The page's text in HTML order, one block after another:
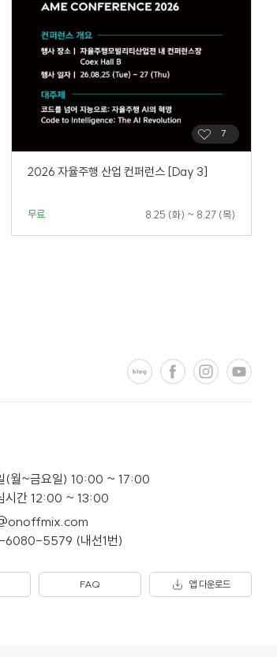
2026 자율주행 산업 컨퍼런스 [Day 3]
무료 8.25 (화) ~ 8.27 (목)
(월~금요일) 10:00 ~ 17:00
시간 12:00 ~ 13:00
5579 (내선1번)
FAQ 앱 다운로드